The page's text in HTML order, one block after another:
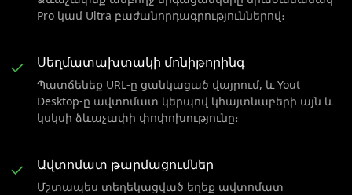
Pro կամ Ultra բաժանորդագրություններով։
✓ Սեղմատախտակի մոնիթորինգ
Պատճենեք URL-ը ցանկացած վայրում, և Yout
Desktop-ը ավտոմատ կերպով կհայտնաբերի այն և
կսկսի ձևաչափի փոփոխությունը։
✓ Ավտոմատ թարմացումներ
Մշտապես տեղեկացված եղեք ավտոմատ